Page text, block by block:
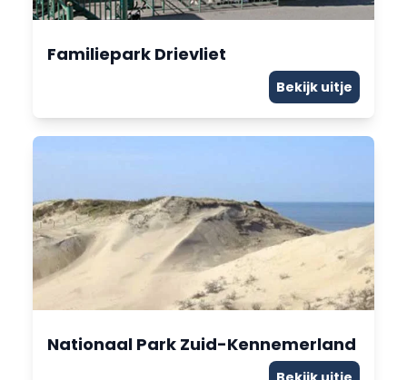
Familiepark Drievliet
Bekijk uitje
Nationaal Park Zuid-Kennemerland